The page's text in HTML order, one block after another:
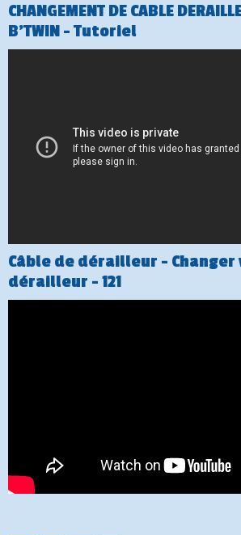
CHANGEMENT DE CABLE
B'TWIN - Tutoriel
Câble de dérailleur -
dérailleur - 121